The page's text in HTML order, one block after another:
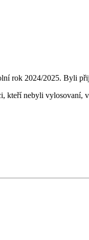
rok 2024/2025. Byli
kteří nebyli